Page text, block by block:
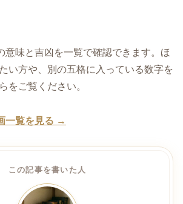
意味と吉凶を一覧で確認できます。ほ
い方や、別の五格に入っている数字を
をご覧ください。
一覧を見る →
この記事を書いた人